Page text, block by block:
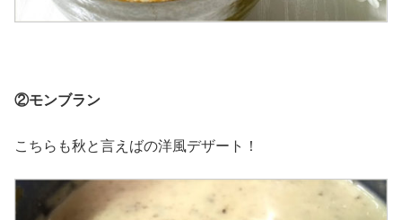
②モンブラン
こちらも秋と言えばの洋風デザート！